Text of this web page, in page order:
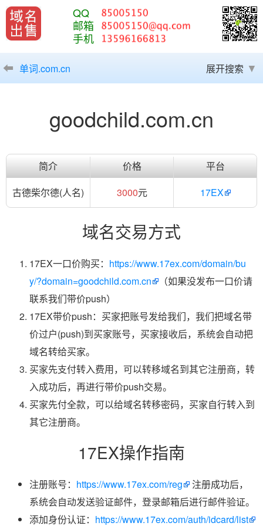
QQ
邮箱
手机
单词.com.cn 展开搜索
goodchild.com.cn
简介 价格
平台
古德柴尔德(人名)
3000元 17EX
域名交易方式
17EX一口价购买： https://www.17ex.com/domain/bu
y/?domain=goodchild.com.cn
（如果没发布一口价请
联系我们带价push）
17EX带价push：买家把账号发给我们，我们把域名带
价过户(push)到买家账号，买家接收后，系统会自动把
域名转给买家。
买家先支付转入费用，可以转移域名到其它注册商，转
入成功后，再进行带价push交易。
买家先付全款，可以给域名转移密码，买家自行转入到
其它注册商。
17EX操作指南
注册账号： https://www.17ex.com/reg
注册成功后，
系统会自动发送验证邮件，登录邮箱后进行邮件验证。
添加身份认证： https://www.17ex.com/auth/idcard/list